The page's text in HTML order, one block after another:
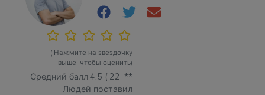
( Нажмите на звездочку
выше, чтобы оценить)
Средний балл4.5 ( 22 **
Людей поставил